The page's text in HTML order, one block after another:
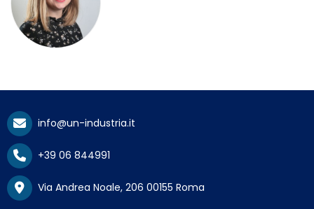
info@un-industria.it
+39 06 844991
Via Andrea Noale, 206 00155 Roma